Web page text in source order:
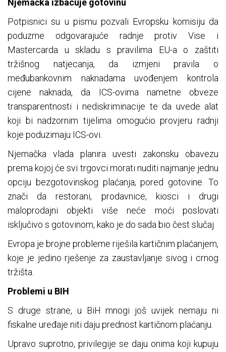
Njemačka izbacuje gotovinu
Potpisnici su u pismu pozvali Evropsku komisiju da
poduzme odgovarajuće radnje protiv Vise i
Mastercarda u skladu s pravilima EU-a o zaštiti
tržišnog natjecanja, da izmjeni pravila o
međubankovnim naknadama uvođenjem kontrola
cijene naknada, da ICS-ovima nametne obveze
transparentnosti i nediskriminacije te da uvede alat
koji bi nadzornim tijelima omogućio provjeru radnji
koje poduzimaju ICS-ovi.
Njemačka vlada planira uvesti zakonsku obavezu
prema kojoj će svi trgovci morati nuditi najmanje jednu
opciju bezgotovinskog plaćanja, pored gotovine. To
znači da restorani, prodavnice, kiosci i drugi
maloprodajni objekti više neće moći poslovati
isključivo s gotovinom, kako je do sada bio čest slučaj.
Evropa je brojne probleme riješila kartičnim plaćanjem,
koje je jedino rješenje za zaustavljanje sivog i crnog
tržišta.
Problemi u BIH
S druge strane, u BiH mnogi još uvijek nemaju ni
fiskalne uređaje niti daju prednost kartičnom plaćanju.
Upravo suprotno, privilegije se daju onima koji kupuju